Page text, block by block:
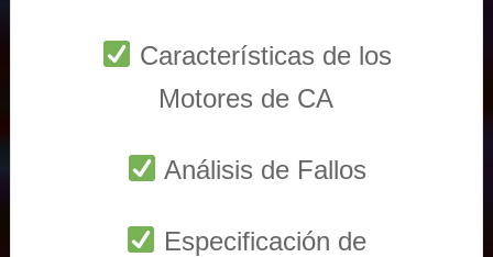
Características de los
Motores de CA
Análisis de Fallos
Especificación de